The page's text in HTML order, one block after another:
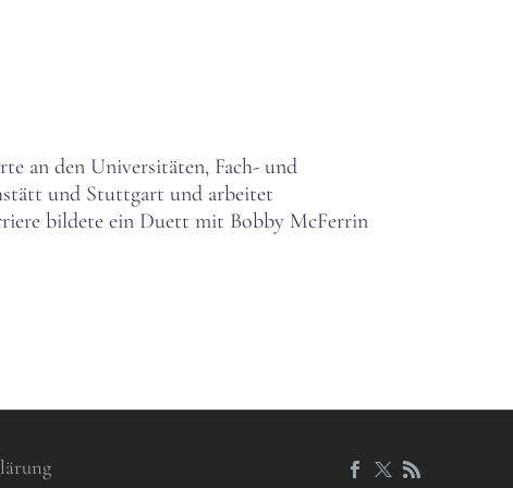
an den Universitäten, Fach- und
und Stuttgart und arbeitet
bildete ein Duett mit Bobby McFerrin